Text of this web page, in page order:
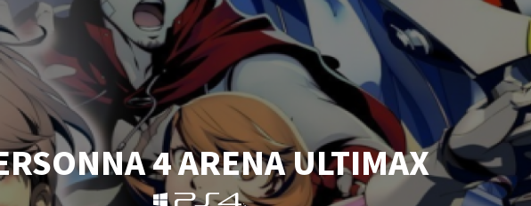
4 ARENA ULTIMAX